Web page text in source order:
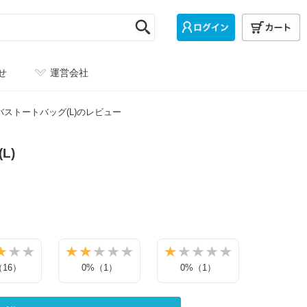
運営会社
トートバッグ(L)のレビュー
） 0%（1） 0%（1）